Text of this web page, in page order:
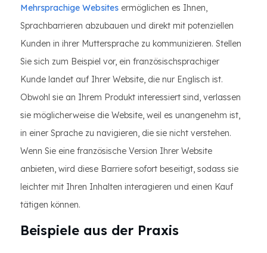
Mehrsprachige Websites ermöglichen es Ihnen,
Sprachbarrieren abzubauen und direkt mit potenziellen
Kunden in ihrer Muttersprache zu kommunizieren. Stellen
Sie sich zum Beispiel vor, ein französischsprachiger
Kunde landet auf Ihrer Website, die nur Englisch ist.
Obwohl sie an Ihrem Produkt interessiert sind, verlassen
sie möglicherweise die Website, weil es unangenehm ist,
in einer Sprache zu navigieren, die sie nicht verstehen.
Wenn Sie eine französische Version Ihrer Website
anbieten, wird diese Barriere sofort beseitigt, sodass sie
leichter mit Ihren Inhalten interagieren und einen Kauf
tätigen können.
Beispiele aus der Praxis